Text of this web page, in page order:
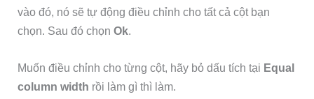
vào đó, nó sẽ tự động điều chỉnh cho tất cả cột bạn
chọn. Sau đó chọnOk.
Muốn điều chỉnh cho từng cột, hãy bỏ dấu tích tại Equal
column width rồi làm gì thì làm.